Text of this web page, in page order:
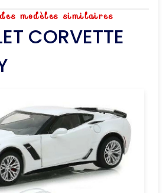
modèles similaires
CORVETTE